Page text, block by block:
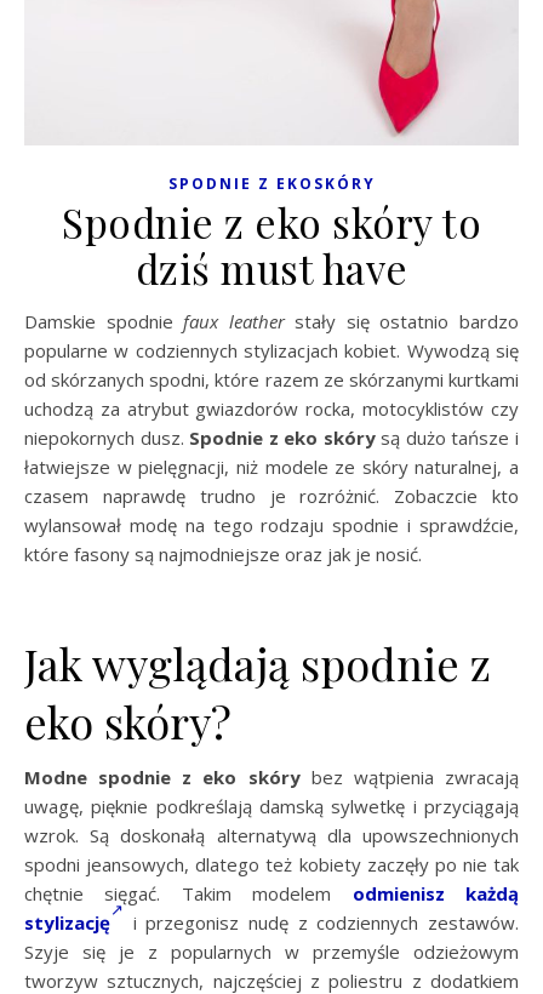
SPODNIE Z EKOSKÓRY
Spodnie z eko skóry to
dziś must have
Damskie spodnie faux leatherstały się ostatnio bardzo
popularne w codziennych stylizacjach kobiet. Wywodzą się
od skórzanych spodni, które razem ze skórzanymi kurtkami
uchodzą za atrybut gwiazdorów rocka, motocyklistów czy
niepokornych dusz. Spodnie z eko skórysą dużo tańsze i
łatwiejsze w pielęgnacji, niż modele ze skóry naturalnej, a
czasem naprawdę trudno je rozróżnić. Zobaczcie kto
wylansował modę na tego rodzaju spodnie i sprawdźcie,
które fasony są najmodniejsze oraz jak je nosić.
Jak wyglądają spodnie z
eko skóry?
Modne spodnie z eko skórybez wątpienia zwracają
uwagę, pięknie podkreślają damską sylwetkę i przyciągają
wzrok. Są doskonałą alternatywą dla upowszechnionych
spodni jeansowych, dlatego też kobiety zaczęły po nie tak
chętnie sięgać. Takim modelem odmienisz każdą
stylizację
i przegonisz nudę z codziennych zestawów.
Szyje się je z popularnych w przemyśle odzieżowym
tworzyw sztucznych, najczęściej z poliestru z dodatkiem